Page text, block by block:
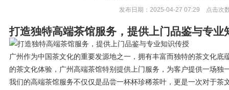
发布日期：2025-04-27 07:29 点击次
打造独特高端茶馆服务，提供上门品鉴与专业
广州作为中国茶文化的重要发源地之一，拥有丰富而独特的茶文化底
的茶文化体验，广州高端茶馆特别提供上门服务，为客户提供一场独
我们的高端茶馆服务不仅仅是品尝一杯杯珍稀茶叶，更是一次对于茶